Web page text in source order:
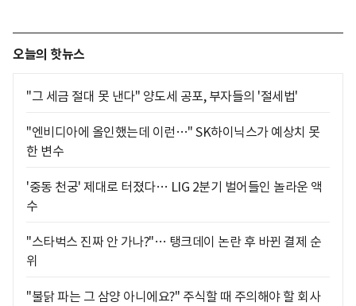
오늘의 핫뉴스
"그 세금 절대 못 낸다" 양도세 공포, 부자들의 '절세법'
"엔비디아에 올인했는데 이런…" SK하이닉스가 예상치 못
한 변수
'중동 천궁' 제대로 터졌다… LIG 2분기 벌어들인 놀라운 액
수
"스타벅스 진짜 안 가나?"… 탱크데이 논란 후 바뀐 결제 순
위
"불닭 파는 그 삼양 아니에요?" 주식할 때 주의해야 할 회사